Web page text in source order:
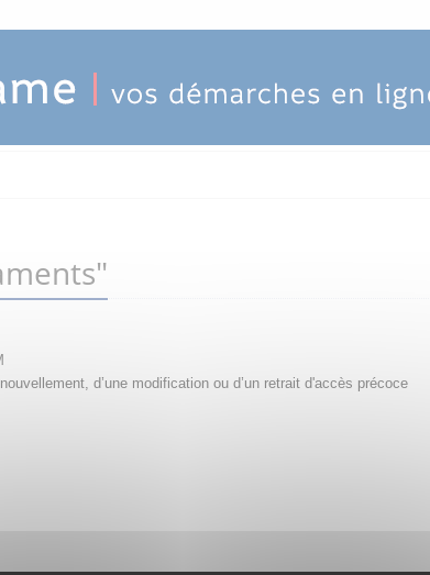
d’une modification ou d’un retrait d'accès précoce